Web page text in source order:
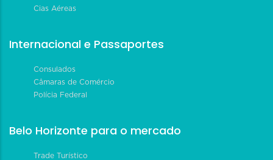
Cias Aéreas
Internacional e Passaportes
Consulados
Câmaras de Comércio
Polícia Federal
Belo Horizonte para o mercado
Trade Turístico